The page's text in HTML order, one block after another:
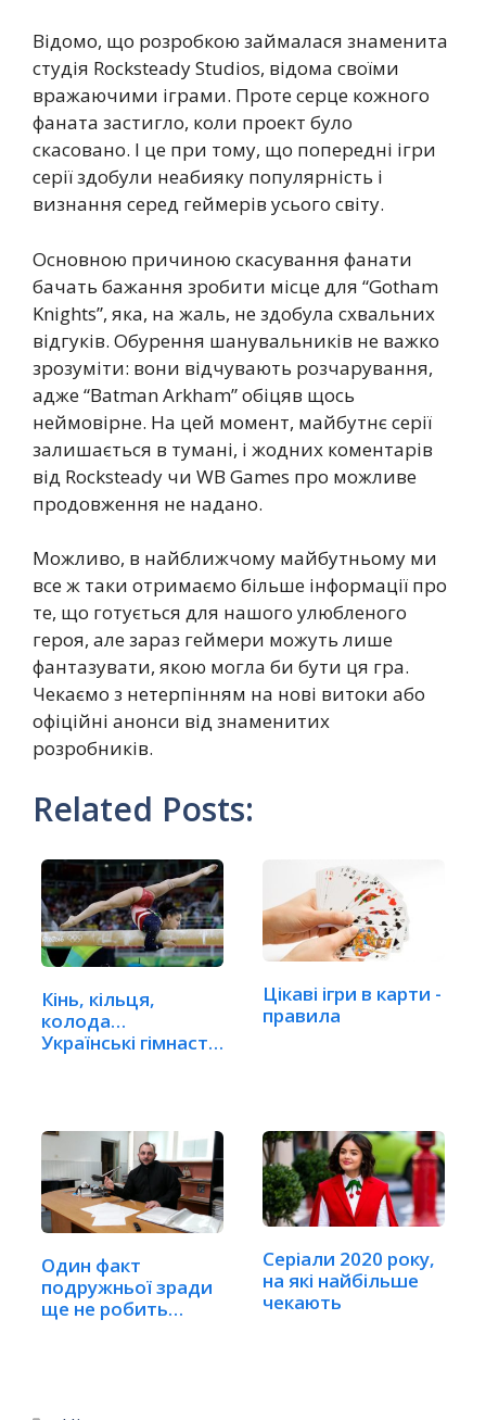
Відомо, що розробкою займалася знаменита
студія Rocksteady Studios, відома своїми
вражаючими іграми. Проте серце кожного
фаната застигло, коли проект було
скасовано. І це при тому, що попередні ігри
серії здобули неабияку популярність і
визнання серед геймерів усього світу.
Основною причиною скасування фанати
бачать бажання зробити місце для “Gotham
Knights”, яка, на жаль, не здобула схвальних
відгуків. Обурення шанувальників не важко
зрозуміти: вони відчувають розчарування,
адже “Batman Arkham” обіцяв щось
неймовірне. На цей момент, майбутнє серії
залишається в тумані, і жодних коментарів
від Rocksteady чи WB Games про можливе
продовження не надано.
Можливо, в найближчому майбутньому ми
все ж таки отримаємо більше інформації про
те, що готується для нашого улюбленого
героя, але зараз геймери можуть лише
фантазувати, якою могла би бути ця гра.
Чекаємо з нетерпінням на нові витоки або
офіційні анонси від знаменитих
розробників.
Related Posts:
Кінь, кільця,
колода…
Українські гімнасти
Цікаві ігри в карти -
правила
Один факт
подружньої зради
ще не робить
Серіали 2020 року,
на які найбільше
чекають